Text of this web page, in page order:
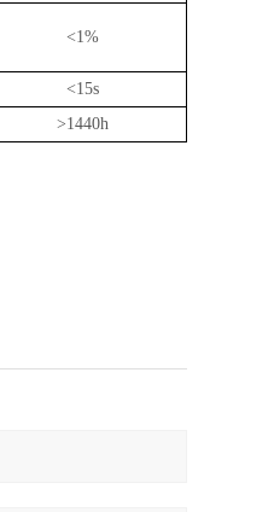
<1%
<15s
>1440h